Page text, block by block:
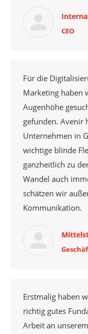
CEO
Für die
Marketing haben
Augenhöhe
gefunden. Avenir
Unternehmen in
wichtige blinde
ganzheitlich zu
Wandel auch
schätzen wir
Kommunikation.
Erstmalig haben
richtig gutes
Arbeit an